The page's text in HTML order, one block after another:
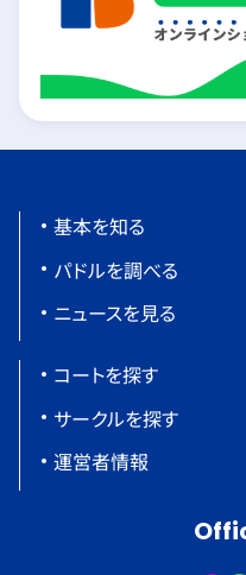
基本を知る
パドルを調べる
ニュースを見る
コートを探す
サークルを探す
運営者情報